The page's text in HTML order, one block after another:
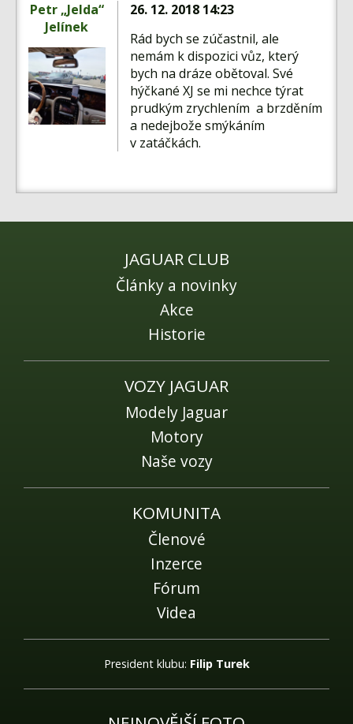
Petr „Jelda“
Jelínek
26. 12. 2018 14:23
Rád bych se zúčastnil, ale
nemám k dispozici vůz, který
bych na dráze obětoval. Své
hýčkané XJ se mi nechce týrat
prudkým zrychlením a brzděním
a nedejbože smýkáním
v zatáčkách.
JAGUAR CLUB
Články a novinky
Akce
Historie
VOZY JAGUAR
Modely Jaguar
Motory
Naše vozy
KOMUNITA
Členové
Inzerce
Fórum
Videa
President klubu: Filip Turek